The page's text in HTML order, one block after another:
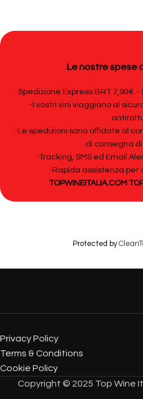
Le nostre spese
Spedizione Express BRT 7,90€
-I vostri vini viaggiano al
-Le spedizioni sono affidate al
di consegna
-Tracking, SMS ed Email
-Rapida assistenza per
TOPWINEITALIA.COM
Protected by
Privacy Policy
Terms & Conditions
Cookie Policy
Copyright © 2025 Top Wine